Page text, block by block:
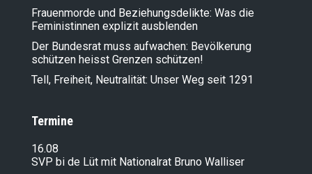
Frauenmorde und Beziehungsdelikte: Was die
Feministinnen explizit ausblenden
Der Bundesrat muss aufwachen: Bevölkerung
schützen heisst Grenzen schützen!
Tell, Freiheit, Neutralität: Unser Weg seit 1291
Termine
16.08
SVP bi de Lüt mit Nationalrat Bruno Walliser